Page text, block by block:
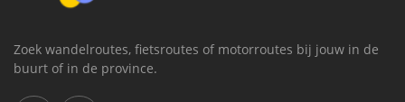
Zoek wandelroutes, fietsroutes of motorroutes bij jouw in de
buurt of in de province.